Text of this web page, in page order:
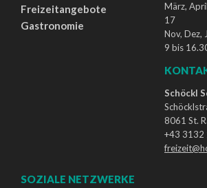
Freizeitangebote
Gastronomie
März,
17
Nov, Dez,
9 bis
Schöckl
8061 St.
+43 3132
SOZIALE NETZWERKE